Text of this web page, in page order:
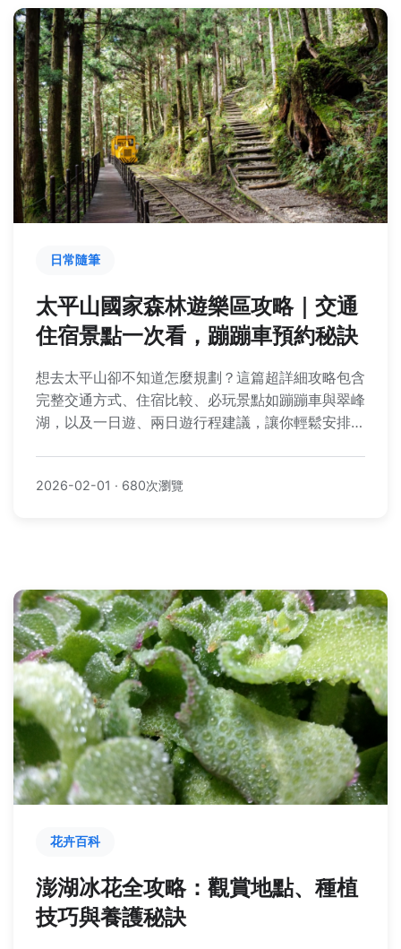
日常隨筆
太平山國家森林遊樂區攻略｜交通
住宿景點一次看，蹦蹦車預約秘訣
想去太平山卻不知道怎麼規劃？這篇超詳細攻略包含
完整交通方式、住宿比較、必玩景點如蹦蹦車與翠峰
湖，以及一日遊、兩日遊行程建議，讓你輕鬆安排太
2026-02-01 · 680次瀏覽
花卉百科
澎湖冰花全攻略：觀賞地點、種植
技巧與養護秘訣